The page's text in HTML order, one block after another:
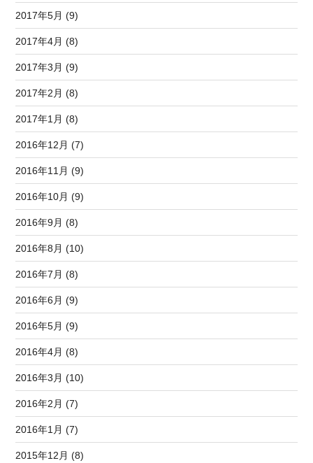
2017年5月 (9)
2017年4月 (8)
2017年3月 (9)
2017年2月 (8)
2017年1月 (8)
2016年12月 (7)
2016年11月 (9)
2016年10月 (9)
2016年9月 (8)
2016年8月 (10)
2016年7月 (8)
2016年6月 (9)
2016年5月 (9)
2016年4月 (8)
2016年3月 (10)
2016年2月 (7)
2016年1月 (7)
2015年12月 (8)